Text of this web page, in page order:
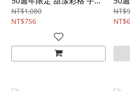
斜背包 粉色
NT$1,080
NT$756
斜背